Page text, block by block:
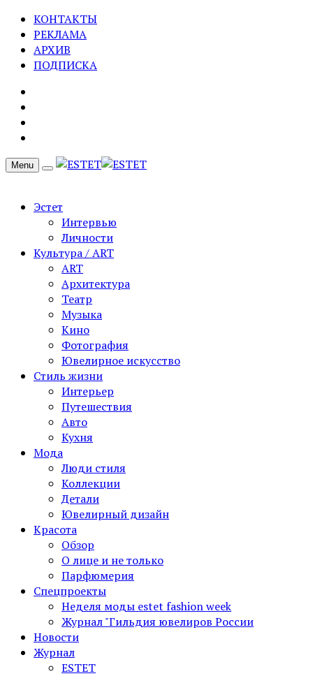
КОНТАКТЫ
РЕКЛАМА
АРХИВ
ПОДПИСКА
Menu
Эстет
Интервью
Личности
Культура / ART
ART
Архитектура
Театр
Музыка
Кино
Фотография
Ювелирное искусство
Стиль жизни
Интерьер
Путешествия
Авто
Кухня
Мода
Люди стиля
Коллекции
Детали
Ювелирный дизайн
Красота
Обзор
О лице и не только
Парфюмерия
Спецпроекты
Неделя моды estet fashion week
Журнал "Гильдия ювелиров России
Новости
Журнал
ESTET